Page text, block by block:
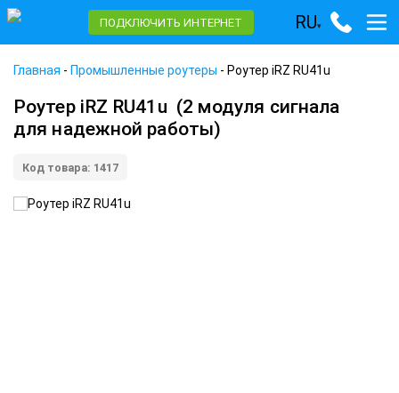
ПОДКЛЮЧИТЬ ИНТЕРНЕТ RU▾
Главная - Промышленные роутеры - Роутер iRZ RU41u
Роутер iRZ RU41u (2 модуля сигнала
для надежной работы)
Код товара: 1417